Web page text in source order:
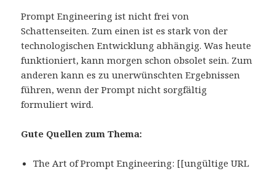
Prompt Engineering ist nicht frei von
Schattenseiten. Zum einen ist es stark von der
technologischen Entwicklung abhängig. Was heute
funktioniert, kann morgen schon obsolet sein. Zum
anderen kann es zu unerwünschten Ergebnissen
führen, wenn der Prompt nicht sorgfältig
formuliert wird.
Gute Quellen zum Thema:
The Art of Prompt Engineering: [[ungültige URL